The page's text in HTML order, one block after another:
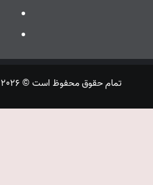
تمام حقوق محفوظ است © 2026 | سایت خبر آی‌سی‌تی